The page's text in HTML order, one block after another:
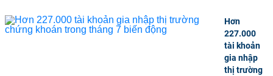
Hơn
227.000
tài khoản
gia nhập
thị trường